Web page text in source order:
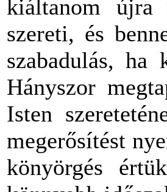
kiáltanom újra
szereti, és
szabadulás,
Hányszor
Isten
megerősítést
könyörgés